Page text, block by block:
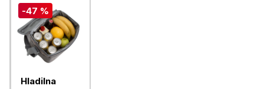
-47 %
Hladilna